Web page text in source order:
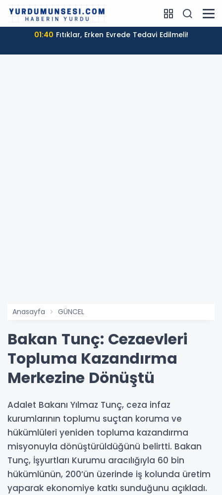
01:40 Fıtıklar, Erken Evrede Tedavi Edilmeli!
Anasayfa GÜNCEL
Bakan Tunç: Cezaevleri
Topluma Kazandırma
Merkezine Dönüştü
Adalet Bakanı Yılmaz Tunç, ceza infaz
kurumlarının toplumu suçtan koruma ve
hükümlüleri yeniden topluma kazandırma
misyonuyla dönüştürüldüğünü belirtti. Bakan
Tunç, İşyurtları Kurumu aracılığıyla 60 bin
hükümlünün, 200’ün üzerinde iş kolunda üretim
yaparak ekonomiye katkı sunduğunu açıkladı.